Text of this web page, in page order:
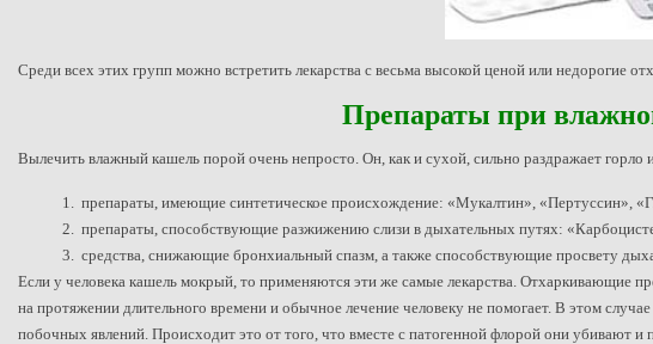
Среди всех этих групп можно встретить лекарства с весьма высокой ценой или недорогие
Препараты при
Вылечить влажный кашель порой очень непросто. Он, как и сухой, сильно раздражает
препараты, имеющие синтетическое происхождение: «Мукалтин», «Пертуссин»,
препараты, способствующие разжижению слизи в дыхательных путях:
средства, снижающие бронхиальный спазм, а также способствующие просвету
Если у человека кашель мокрый, то применяются эти же самые лекарства. Отхаркивающие
на протяжении длительного времени и обычное лечение человеку не помогает. В этом
побочных явлений. Происходит это от того, что вместе с патогенной флорой они убивают и